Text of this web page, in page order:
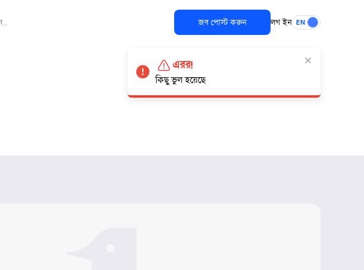
জব পোস্ট করুন লগ ইন EN
এরর!
কিছু ভুল হয়েছে